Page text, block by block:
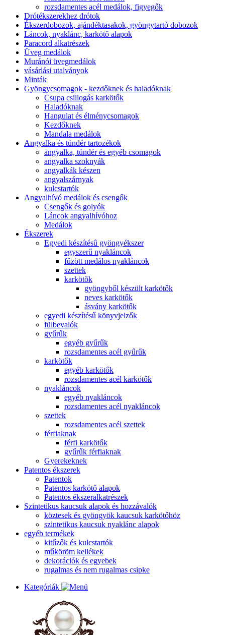
rozsdamentes acél medálok, figyegők
Drótékszerekhez drótok
Ékszerdobozok, ajándéktasakok, gyöngytartó dobozok
Láncok, nyaklánc, karkötő alapok
Paracord alkatrészek
Üveg medálok
Muránói üvegmedálok
vásárlási utalványok
Minták
Gyöngycsomagok - kezdőknek és haladóknak
Csupa csillogás karkötők
Haladóknak
Hangulat és élménycsomagok
Kezdőknek
Mandala medálok
Angyalka és tündér tartozékok
angyalka, tündér és egyéb csomagok
angyalka szoknyák
angyalkák készen
angyalszárnyak
kulcstartók
Angyalhívó medálok és csengők
Csengők és golyók
Láncok angyalhívóhoz
Medálok
Ékszerek
Egyedi készítésû gyöngyékszer
egyszerű nyakláncok
fűzött medálos nyakláncok
szettek
karkötõk
gyöngyből készült karkötők
neves karkötők
ásvány karkötők
egyedi készítésű könyvjelzők
fülbevalók
gyűrűk
egyéb gyűrűk
rozsdamentes acél gyűrűk
karkötők
egyéb karkötők
rozsdamentes acél karkötők
nyakláncok
egyéb nyakláncok
rozsdamentes acél nyakláncok
szettek
rozsdamentes acél szettek
férfiaknak
férfi karkötők
gyűrűk férfiaknak
Gyerekeknek
Patentos ékszerek
Patentok
Patentos karkötő alapok
Patentos ékszeralkatrészek
Szintetikus kaucsuk alapok és hozzávalók
köztesek és gyöngyök kaucsuk karkötőhöz
szintetikus kaucsuk nyaklánc alapok
egyéb termékek
kitűzők és kulcstartók
műköröm kellékek
dekorációk és egyebek
rugalmas és nem rugalmas csipke
Kategóriák